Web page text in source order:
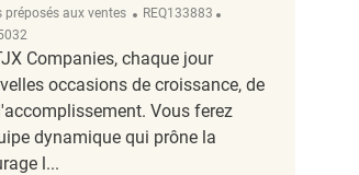
préposés aux ventes ReqId
REQ133883
Companies, chaque jour
occasions de croissance, de
Vous ferez
dynamique qui prône la
l...